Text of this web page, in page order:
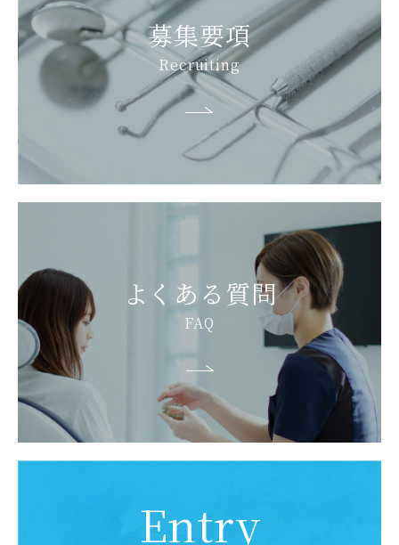
募集要項
Recruiting
よくある質問
FAQ
Entry